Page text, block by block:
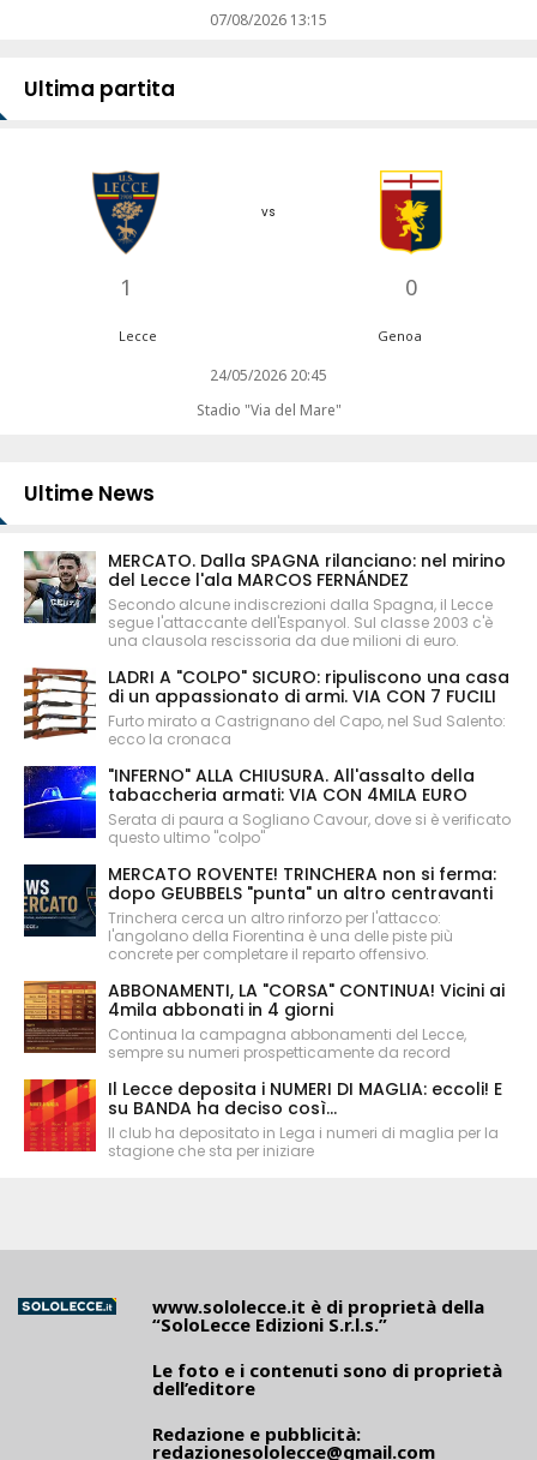
07/08/2026 13:15
Ultima partita
1
vs
0
Lecce Genoa
24/05/2026 20:45
Stadio "Via del Mare"
Ultime News
MERCATO. Dalla SPAGNA rilanciano: nel mirino
del Lecce l'ala MARCOS FERNÁNDEZ
Secondo alcune indiscrezioni dalla Spagna, il Lecce
segue l'attaccante dell'Espanyol. Sul classe 2003 c'è
una clausola rescissoria da due milioni di euro.
LADRI A "COLPO" SICURO: ripuliscono una casa
di un appassionato di armi. VIA CON 7 FUCILI
Furto mirato a Castrignano del Capo, nel Sud Salento:
ecco la cronaca
"INFERNO" ALLA CHIUSURA. All'assalto della
tabaccheria armati: VIA CON 4MILA EURO
Serata di paura a Sogliano Cavour, dove si è verificato
questo ultimo "colpo"
MERCATO ROVENTE! TRINCHERA non si ferma:
dopo GEUBBELS "punta" un altro centravanti
Trinchera cerca un altro rinforzo per l'attacco:
l'angolano della Fiorentina è una delle piste più
concrete per completare il reparto offensivo.
ABBONAMENTI, LA "CORSA" CONTINUA! Vicini ai
4mila abbonati in 4 giorni
Continua la campagna abbonamenti del Lecce,
sempre su numeri prospetticamente da record
Il Lecce deposita i NUMERI DI MAGLIA: eccoli! E
su BANDA ha deciso così...
Il club ha depositato in Lega i numeri di maglia per la
stagione che sta per iniziare
www.sololecce.it è di proprietà della
“SoloLecce Edizioni S.r.l.s.”
Le foto e i contenuti sono di proprietà
dell’editore
Redazione e pubblicità:
redazionesololecce@gmail.com